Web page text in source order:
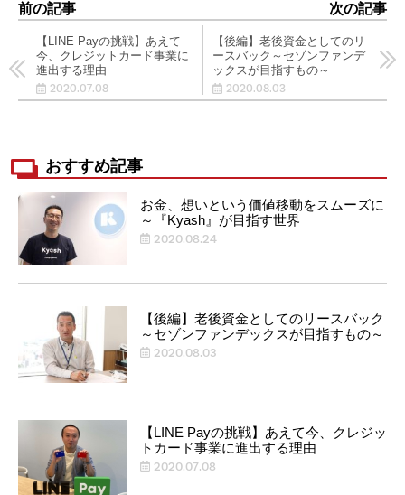
前の記事 次の記事
【LINE Payの挑戦】あえて
今、クレジットカード事業に
進出する理由
2020.07.08
【後編】老後資金としてのリ
ースバック～セゾンファンデ
ックスが目指すもの～
2020.08.03
おすすめ記事
お金、想いという価値移動をスムーズに
～『Kyash』が目指す世界
2020.08.24
【後編】老後資金としてのリースバック
～セゾンファンデックスが目指すもの～
2020.08.03
【LINE Payの挑戦】あえて今、クレジッ
トカード事業に進出する理由
2020.07.08